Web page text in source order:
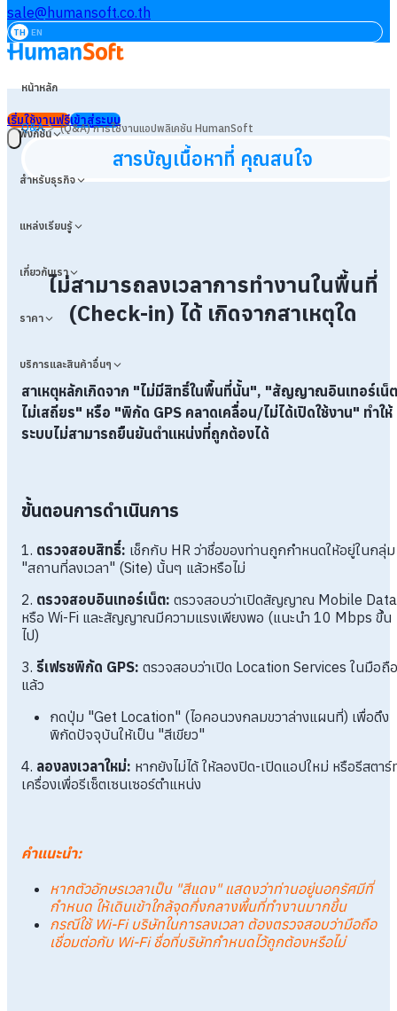
sale@humansoft.co.th
TH EN
หน้าหลัก
ฟังก์ชัน
สำหรับธุรกิจ
แหล่งเรียนรู้
เกี่ยวกับเรา
ราคา
บริการและสินค้าอื่นๆ
เริ่มใช้งานฟรีเข้าสู่ระบบ
Q&A>(Q&A) การใช้งานแอปพลิเคชัน HumanSoft
สารบัญเนื้อหาที่ คุณสนใจ
ไม่สามารถลงเวลาการทำงานในพื้นที่
(Check-in) ได้ เกิดจากสาเหตุใด
สาเหตุหลักเกิดจาก "ไม่มีสิทธิ์ในพื้นที่นั้น", "สัญญาณอินเทอร์เน็ต
ไม่เสถียร" หรือ "พิกัด GPS คลาดเคลื่อน/ไม่ได้เปิดใช้งาน" ทำให้
ระบบไม่สามารถยืนยันตำแหน่งที่ถูกต้องได้
ขั้นตอนการดำเนินการ
1. ตรวจสอบสิทธิ์: เช็กกับ HR ว่าชื่อของท่านถูกกำหนดให้อยู่ในกลุ่ม
"สถานที่ลงเวลา" (Site) นั้นๆ แล้วหรือไม่
2. ตรวจสอบอินเทอร์เน็ต: ตรวจสอบว่าเปิดสัญญาณ Mobile Data
หรือ Wi-Fi และสัญญาณมีความแรงเพียงพอ (แนะนำ 10 Mbps ขึ้น
ไป)
3. รีเฟรชพิกัด GPS: ตรวจสอบว่าเปิด Location Services ในมือถือ
แล้ว
กดปุ่ม "Get Location" (ไอคอนวงกลมขวาล่างแผนที่) เพื่อดึง
พิกัดปัจจุบันให้เป็น "สีเขียว"
4. ลองลงเวลาใหม่: หากยังไม่ได้ ให้ลองปิด-เปิดแอปใหม่ หรือรีสตาร์
เครื่องเพื่อรีเซ็ตเซนเซอร์ตำแหน่ง
คำแนะนำ:
หากตัวอักษรเวลาเป็น "สีแดง" แสดงว่าท่านอยู่นอกรัศมีที่
กำหนด ให้เดินเข้าใกล้จุดกึ่งกลางพื้นที่ทำงานมากขึ้น
กรณีใช้ Wi-Fi บริษัทในการลงเวลา ต้องตรวจสอบว่ามือถือ
เชื่อมต่อกับ Wi-Fi ชื่อที่บริษัทกำหนดไว้ถูกต้องหรือไม่